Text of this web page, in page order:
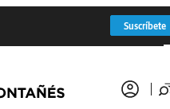
Suscríbete